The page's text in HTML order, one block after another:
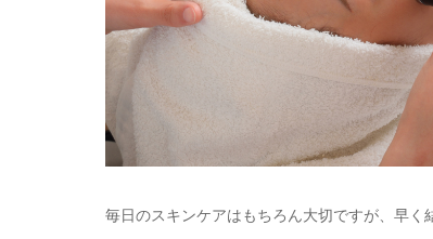
毎日のスキンケアはもちろん大切ですが、早く